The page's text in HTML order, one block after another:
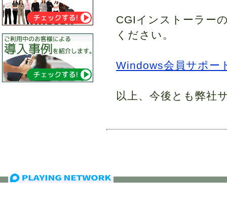
CGIインストーラー
ください。
Windows会員サポー
以上、今後とも弊社